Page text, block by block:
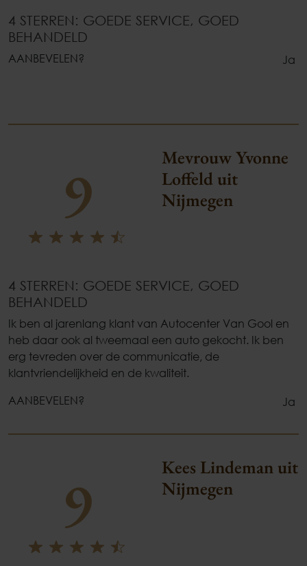
4 STERREN: GOEDE SERVICE, GOED
BEHANDELD
AANBEVELEN? Ja
9
Mevrouw Yvonne
Loffeld uit
Nijmegen
4 STERREN: GOEDE SERVICE, GOED
BEHANDELD
Ik ben al jarenlang klant van Autocenter Van Gool en
heb daar ook al tweemaal een auto gekocht. Ik ben
erg tevreden over de communicatie, de
klantvriendelijkheid en de kwaliteit.
AANBEVELEN?
Ja
9
Kees Lindeman uit
Nijmegen